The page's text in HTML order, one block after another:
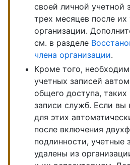
своей личной учетной
трех месяцев после их
организации.
см. в разделе
члена организации.
Кроме того,
учетных записей
общего доступа,
записи служб. Если вы
для этих
после включения
подлинности, учетные
удалены из